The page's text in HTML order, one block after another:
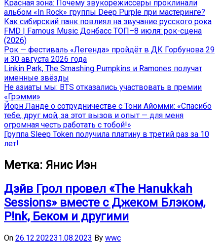
Красная зона: Почему звукорежиссеры проклинали
альбом «In Rock» группы Deep Purple при мастеринге?
Как сибирский панк повлиял на звучание русского рока
FMD | Famous Music Донбасс ТОП–8 июля: рок-сцена
(2026)
Рок — фестиваль «Легенда» пройдёт в ДК Горбунова 29
и 30 августа 2026 года
Linkin Park, The Smashing Pumpkins и Ramones получат
именные звёзды
Не азиаты мы: BTS отказались участвовать в премии
«Грэмми»
Йорн Ланде о сотрудничестве с Тони Айомми: «Спасибо
тебе, друг мой, за этот вызов и опыт — для меня
огромная честь работать с тобой!»
Группа Sleep Token получила платину в третий раз за 10
лет!
Метка: Янис Иэн
Дэйв Грол провел «The Hanukkah
Sessions» вместе с Джеком Блэком,
P!nk, Беком и другими
On 26.12.202231.08.2023 By wwc